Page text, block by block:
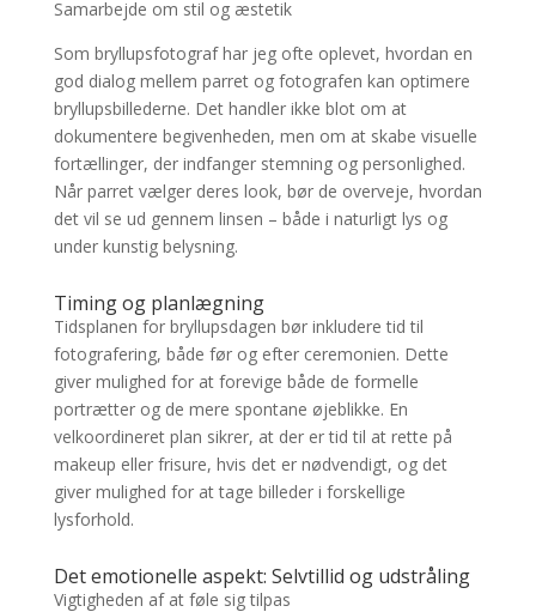
Samarbejde om stil og æstetik
Som bryllupsfotograf har jeg ofte oplevet, hvordan en
god dialog mellem parret og fotografen kan optimere
bryllupsbillederne. Det handler ikke blot om at
dokumentere begivenheden, men om at skabe visuelle
fortællinger, der indfanger stemning og personlighed.
Når parret vælger deres look, bør de overveje, hvordan
det vil se ud gennem linsen – både i naturligt lys og
under kunstig belysning.
Timing og planlægning
Tidsplanen for bryllupsdagen bør inkludere tid til
fotografering, både før og efter ceremonien. Dette
giver mulighed for at forevige både de formelle
portrætter og de mere spontane øjeblikke. En
velkoordineret plan sikrer, at der er tid til at rette på
makeup eller frisure, hvis det er nødvendigt, og det
giver mulighed for at tage billeder i forskellige
lysforhold.
Det emotionelle aspekt: Selvtillid og udstråling
Vigtigheden af at føle sig tilpas